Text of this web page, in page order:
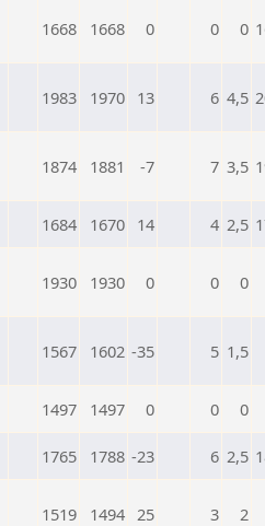
1668 1668 0 0 0
1983 1970 13 6 4,5
1874 1881 -7 7 3,5
1684 1670 14 4 2,5
1930 1930 0 0 0
1567 1602 -35 5 1,5
1497 1497 0 0 0
1765 1788 -23 6 2,5
1519 1494 25 3 2